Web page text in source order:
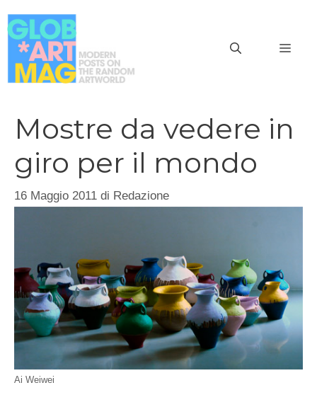
al
contenuto
Mostre da vedere in
giro per il mondo
16 Maggio 2011 di Redazione
Ai Weiwei